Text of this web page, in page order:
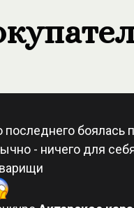
последнего боялась
- ничего для